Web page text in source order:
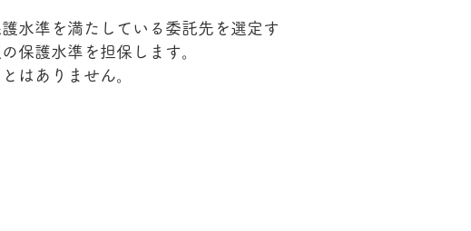
水準を満たしている委託先を選定す
保護水準を担保します。
はありません。